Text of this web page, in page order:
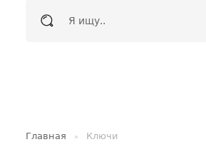
Главная Ключи